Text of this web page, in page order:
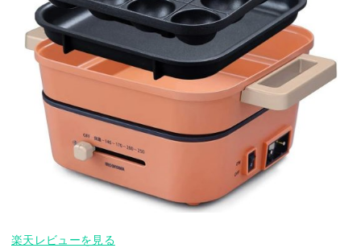
楽天レビューを見る